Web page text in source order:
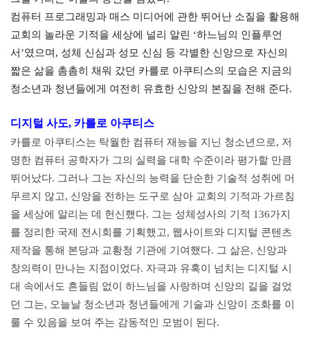
컴퓨터 프로그래밍과 매스 미디어에 관한 뛰어난 소질을 활용해
교회의 놀라운 기적을 세상에 널리 알린 ‘하느님의 인플루언
서’였으며, 성체 신심과 성모 신심 등 각별한 신앙으로 자신의
짧은 삶을 촘촘히 채워 갔던 카를로 아쿠티스의 모습은 지금의
청소년과 청년들에게 여전히 유효한 신앙의 본질을 전해 준다.
디지털 사도, 카를로 아쿠티스
카를로 아쿠티스는 탁월한 컴퓨터 재능을 지닌 청소년으로, 저
명한 컴퓨터 공학자가 그의 실력을 대학 수준이라 평가할 만큼
뛰어났다. 그러나 그는 자신의 능력을 단순한 기술적 성취에 머
무르지 않고, 신앙을 전하는 도구로 삼아 교회의 기적과 가르침
을 세상에 알리는 데 헌신했다. 그는 성체성사의 기적 136가지
를 정리한 국제 전시회를 기획했고, 웹사이트와 디지털 콘텐츠
제작을 통해 본당과 교황청 기관에 기여했다. 그 삶은, 신앙과
창의력이 만나는 지점이었다. 자극과 유혹이 넘치는 디지털 시
대 속에서도 흔들림 없이 하느님을 사랑하며 신앙의 길을 걸었
던 그는, 오늘날 청소년과 청년들에게 기술과 신앙이 조화를 이
룰 수 있음을 보여 주는 감동적인 모범이 된다.